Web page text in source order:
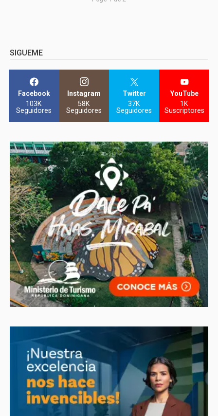
SIGUEME
Facebook
103K
Seguidores
Instagram
58K
Seguidores
Twitter
37K
Seguidores
YouTube
1K
Suscriptores